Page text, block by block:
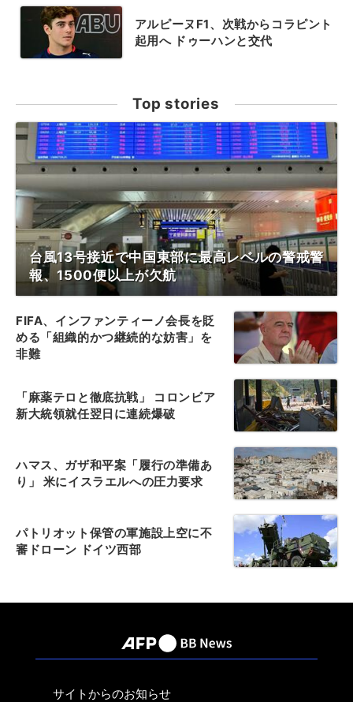
アルピーヌF1、次戦からコラピント
起用へ ドゥーハンと交代
Top stories
台風13号接近で中国東部に最高レベルの警戒警
報、1500便以上が欠航
FIFA、インファンティーノ会長を貶
める「組織的かつ継続的な妨害」を
非難
「麻薬テロと徹底抗戦」 コロンビア
新大統領就任翌日に連続爆破
ハマス、ガザ和平案「履行の準備あ
り」 米にイスラエルへの圧力要求
パトリオット保管の軍施設上空に不
審ドローン ドイツ西部
サイトからのお知らせ